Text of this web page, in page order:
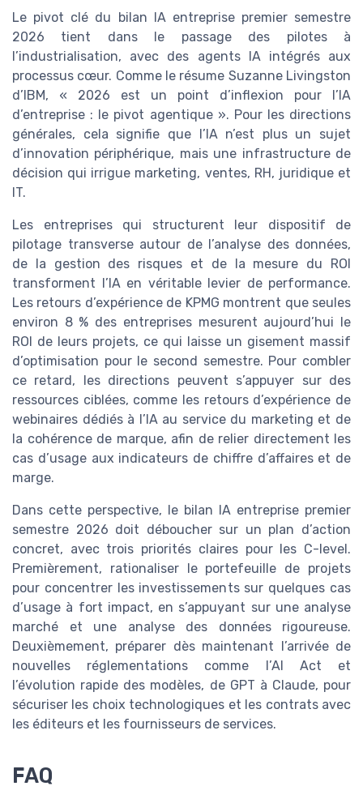
Le pivot clé du bilan IA entreprise premier semestre
2026 tient dans le passage des pilotes à
l’industrialisation, avec des agents IA intégrés aux
processus cœur. Comme le résume Suzanne Livingston
d’IBM, « 2026 est un point d’inflexion pour l’IA
d’entreprise : le pivot agentique ». Pour les directions
générales, cela signifie que l’IA n’est plus un sujet
d’innovation périphérique, mais une infrastructure de
décision qui irrigue marketing, ventes, RH, juridique et
IT.
Les entreprises qui structurent leur dispositif de
pilotage transverse autour de l’analyse des données,
de la gestion des risques et de la mesure du ROI
transforment l’IA en véritable levier de performance.
Les retours d’expérience de KPMG montrent que seules
environ 8 % des entreprises mesurent aujourd’hui le
ROI de leurs projets, ce qui laisse un gisement massif
d’optimisation pour le second semestre. Pour combler
ce retard, les directions peuvent s’appuyer sur des
ressources ciblées, comme les retours d’expérience de
webinaires dédiés à l’IA au service du marketing et de
la cohérence de marque, afin de relier directement les
cas d’usage aux indicateurs de chiffre d’affaires et de
marge.
Dans cette perspective, le bilan IA entreprise premier
semestre 2026 doit déboucher sur un plan d’action
concret, avec trois priorités claires pour les C-level.
Premièrement, rationaliser le portefeuille de projets
pour concentrer les investissements sur quelques cas
d’usage à fort impact, en s’appuyant sur une analyse
marché et une analyse des données rigoureuse.
Deuxièmement, préparer dès maintenant l’arrivée de
nouvelles réglementations comme l’AI Act et
l’évolution rapide des modèles, de GPT à Claude, pour
sécuriser les choix technologiques et les contrats avec
les éditeurs et les fournisseurs de services.
FAQ